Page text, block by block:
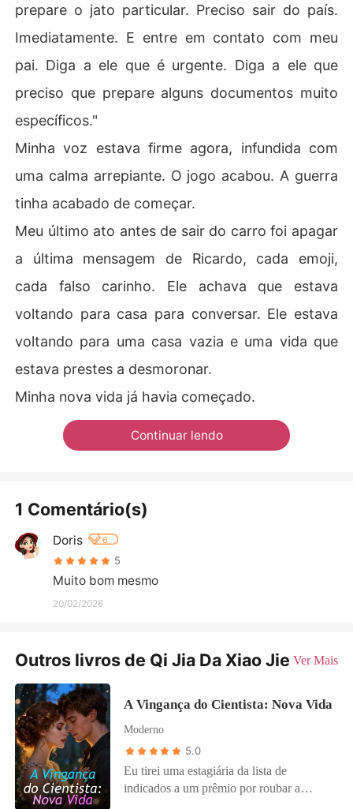
prepare o jato particular. Preciso sair do país.
Imediatamente. E entre em contato com meu
pai. Diga a ele que é urgente. Diga a ele que
preciso que prepare alguns documentos muito
específicos."
Minha voz estava firme agora, infundida com
uma calma arrepiante. O jogo acabou. A guerra
tinha acabado de começar.
Meu último ato antes de sair do carro foi apagar
a última mensagem de Ricardo, cada emoji,
cada falso carinho. Ele achava que estava
voltando para casa para conversar. Ele estava
voltando para uma casa vazia e uma vida que
estava prestes a desmoronar.
Minha nova vida já havia começado.
Continuar lendo
1 Comentário(s)
Doris 6
5
Muito bom mesmo
20/02/2026
Outros livros de Qi Jia Da Xiao Jie Ver Mais
A Vingança do Cientista: Nova Vida
Moderno
5.0
Eu tirei uma estagiária da lista de
indicados a um prêmio por roubar a